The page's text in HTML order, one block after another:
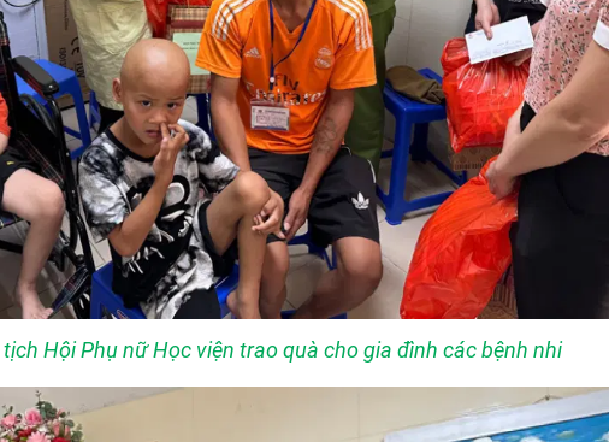
Hội Phụ nữ Học viện trao quà cho gia đình các bệnh nhi